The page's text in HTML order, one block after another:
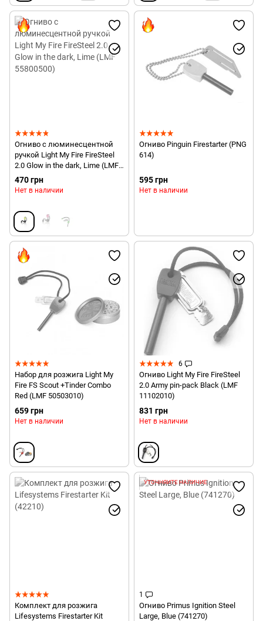
Огниво с люминесцентной
ручкой Light My Fire FireSteel
2.0 Glow in the dark, Lime (LMF
55800500)
470 грн
Нет в наличии
Огниво Pinguin Firestarter (PNG
614)
595 грн
Нет в наличии
Набор для розжига Light My
Fire FS Scout +Tinder Combo
Red (LMF 50503010)
659 грн
Нет в наличии
6
Огниво Light My Fire FireSteel
2.0 Army pin-pack Black (LMF
11102010)
831 грн
Нет в наличии
Комплект для розжига
Lifesystems Firestarter Kit
УТОЧНЯЙТЕ НАЛИЧИЕ
1
Огниво Primus Ignition Steel
Large, Blue (741270)